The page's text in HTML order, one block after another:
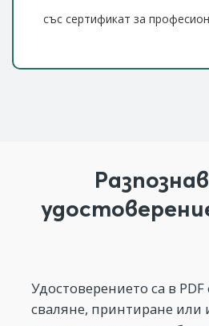
със сертификат за
Удостоверението са в
сваляне, принтиране или